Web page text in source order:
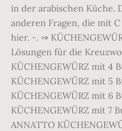
in der arabischen Küche.
anderen Fragen, die mit
hier. -. ⇒
Lösungen für die
KÜCHENGEWÜRZ mit 4
KÜCHENGEWÜRZ mit 5
KÜCHENGEWÜRZ mit 6
KÜCHENGEWÜRZ mit 7
ANNATTO